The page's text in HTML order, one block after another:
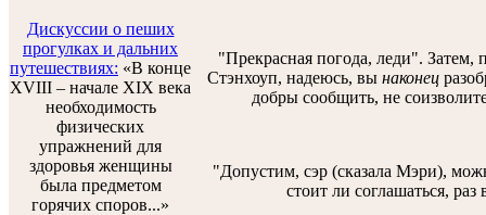
Дискуссии о пеших
прогулках и дальних
путешествиях: «В конце
XVIII – начале XIX века
необходимость
физических
упражнений для
здоровья женщины
была предметом
горячих споров...»
"Прекрасная погода, леди".
Стэнхоуп, надеюсь, вы наконец
добры сообщить, не
"Допустим, сэр (сказала Мэри),
стоит ли соглашаться,